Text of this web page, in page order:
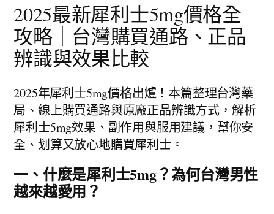
2025最新犀利士5mg價格全
攻略｜台灣購買通路、正品
辨識與效果比較
2025年犀利士5mg價格出爐！本篇整理台灣藥
局、線上購買通路與原廠正品辨識方式，解析
犀利士5mg效果、副作用與服用建議，幫你安
全、划算又放心地購買犀利士。
一、什麼是犀利士5mg？為何台灣男性
越來越愛用？